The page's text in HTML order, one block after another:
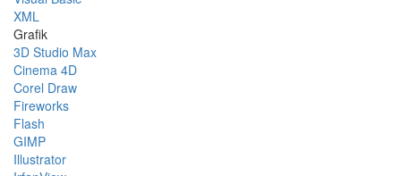
XML
Grafik
3D Studio Max
Cinema 4D
Corel Draw
Fireworks
Flash
GIMP
Illustrator